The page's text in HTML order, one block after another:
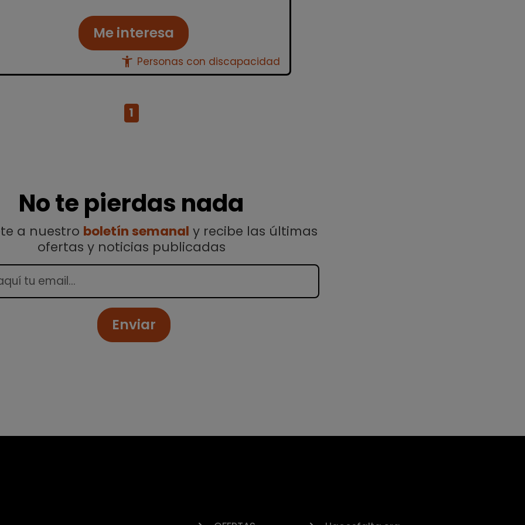
Me interesa
accessibility_new Personas con discapacidad
1
No te pierdas nada
a nuestro boletín semanal y recibe las últimas
ofertas y noticias publicadas
Enviar